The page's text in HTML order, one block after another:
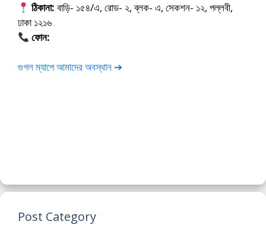
ঠিকানা: বাড়ি- ১৫৪/এ, রোড- ২, ব্লক- এ, সেকশন- ১২, পল্লবী,
ঢাকা ১২১৬
ফোন:
গুগল ম্যাপে আমাদের অবস্থান ➔
Post Category